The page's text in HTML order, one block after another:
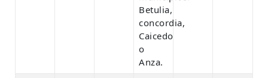
Betulia,
concordia,
Caicedo
o
Anza.